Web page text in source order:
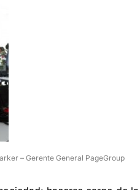
– Gerente General PageGroup